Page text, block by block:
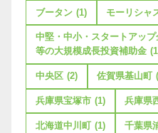
ブータン (1) モーリシャ
中堅・中小・スタートアッ
等の大規模成長投資補助金
中央区 (2) 佐賀県基山町
兵庫県宝塚市 (1) 兵庫県
北海道中川町 (1) 千葉県